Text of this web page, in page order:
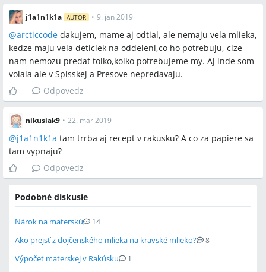
j1a1n1k1a AUTOR • 9. jan 2019
@arcticcode dakujem, mame aj odtial, ale nemaju vela mlieka,
kedze maju vela deticiek na oddeleni,co ho potrebuju, cize
nam nemozu predat tolko,kolko potrebujeme my. Aj inde som
volala ale v Spisskej a Presove nepredavaju.
Odpovedz
nikusiak9 • 22. mar 2019
@j1a1n1k1a tam trrba aj recept v rakusku? A co za papiere sa
tam vypnaju?
Odpovedz
Podobné diskusie
Nárok na materskú 14
Ako prejsť z dojčenského mlieka na kravské mlieko? 8
Výpočet materskej v Rakúsku 1